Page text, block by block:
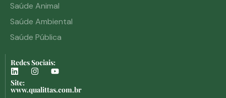
Saúde Animal
Saúde Ambiental
Saúde Pública
Redes Sociais:
Site:
www.qualittas.com.br